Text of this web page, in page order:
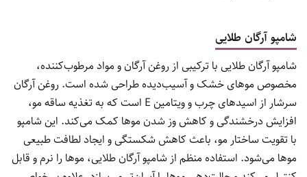
شامپو آرگان طلایی
شامپو آرگان طلایی با ترکیبی از روغن آرگان و مواد مرطوب‌کننده،
مخصوص موهای خشک و آسیب‌دیده طراحی شده است. روغن آرگان
سرشار از اسیدهای چرب و ویتامین E است که به تغذیه ساقه مو،
افزایش درخشندگی و کاهش وز شدن موها کمک می‌کند. این شامپو
با تقویت ساختار مو، باعث کاهش شکستگی و ایجاد لطافت طبیعی
موها می‌شود. استفاده منظم از شامپو آرگان طلایی، موها را نرم و قابل